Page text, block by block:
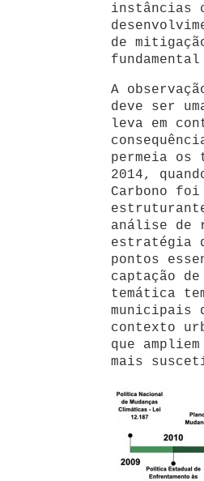
instâncias
de
A
deve ser
leva em
permeia os
2014,
Carbono
análise de
estratégia
pontos
captação
temática
municipais
contexto
que
mais